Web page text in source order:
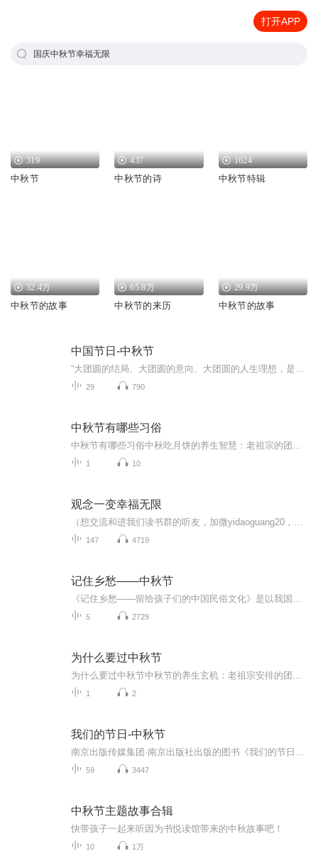
打开APP
国庆中秋节幸福无限
319
中秋节
437
中秋节的诗
1624
中秋节特辑
32.4万
中秋节的故事
65.8万
中秋节的来历
29.9万
中秋节的故事
中国节日-中秋节
29 790
中秋节有哪些习俗
1 10
观念一变幸福无限
147 4719
记住乡愁——中秋节
5 2729
为什么要过中秋节
1 2
我们的节日-中秋节
59 3447
中秋节主题故事合辑
快带孩子一起来听因为书悦读馆带来的中秋故事吧！
10 1万